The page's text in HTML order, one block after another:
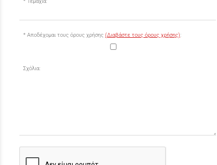
Τεμάχια:
Αποδέχομαι τους όρους χρήσης (Διαβάστε τους όρους χρήσης):
Σχόλια: